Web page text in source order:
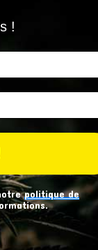
!
politique de